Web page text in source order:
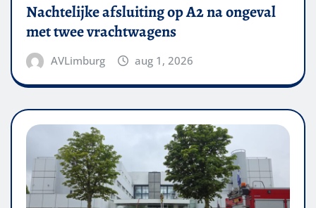
Nachtelijke afsluiting op A2 na ongeval
met twee vrachtwagens
AVLimburg aug 1, 2026